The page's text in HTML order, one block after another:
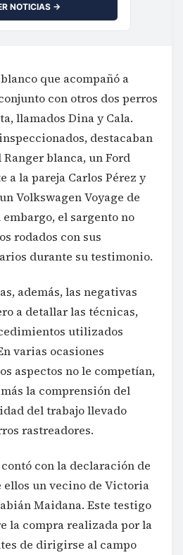
NOTICIAS →
que acompañó a
con otros dos perros
llamados Dina y Cala.
destacaban
blanca, un Ford
a la pareja Carlos Pérez y
Volkswagen Voyage de
el sargento no
rodados con sus
durante su testimonio.
además, las negativas
a detallar las técnicas,
utilizados
varias ocasiones
aspectos no le competían,
la comprensión del
del trabajo llevado
rastreadores.
con la declaración de
ellos un vecino de Victoria
Maidana. Este testigo
la compra realizada por la
de dirigirse al campo